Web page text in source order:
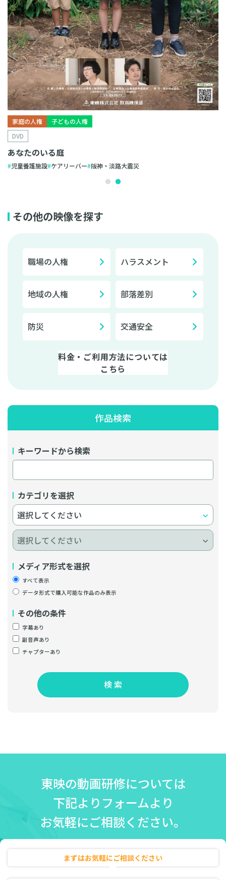
家庭の人権
子どもの人権
DVD
あなたのいる庭
児童養護施設 ケアリーバー 阪神・淡路大震災
その他の映像を探す
職場の人権 ハラスメント
地域の人権 部落差別
防災 交通安全
料金・ご利用方法については
こちら
作品検索
キーワードから検索
カテゴリを選択
メディア形式を選択
すべて表示
データ形式で購入可能な作品のみ表示
その他の条件
字幕あり
副音声あり
チャプターあり
検 索
東映の動画研修については
下記よりフォームより
お気軽にご相談ください。
まずはお気軽にご相談ください